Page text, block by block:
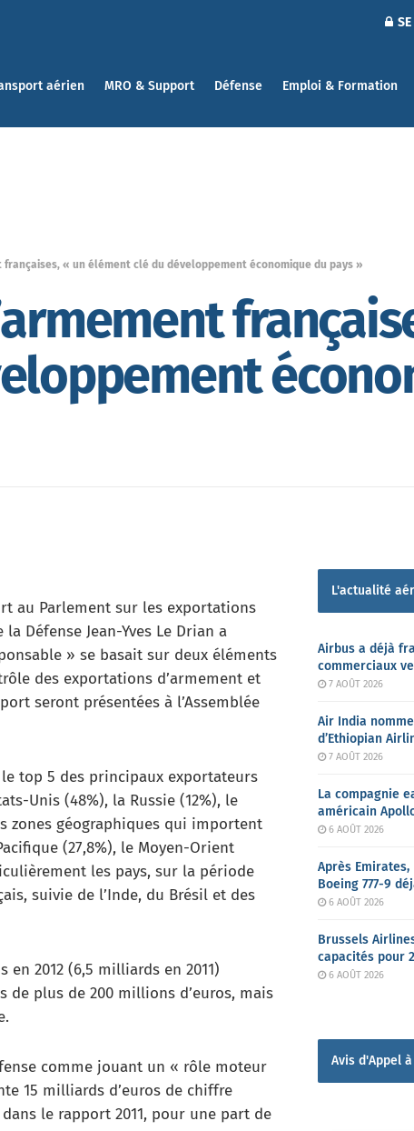
aérien MRO & Support Défense Emploi & Formation
françaises, « un élément clé du développement économique du pays »
au Parlement sur les exportations
Défense Jean-Yves Le Drian a
» se basait sur deux éléments
des exportations d’armement et
seront présentées à l’Assemblée
top 5 des principaux exportateurs
Unis (48%), la Russie (12%), le
zones géographiques qui importent
(27,8%), le Moyen-Orient
les pays, sur la période
suivie de l’Inde, du Brésil et des
2012 (6,5 milliards en 2011)
de plus de 200 millions d’euros, mais
comme jouant un « rôle moteur
15 milliards d’euros de chiffre
le rapport 2011, pour une part de
L'actualité
Airbus a déjà
commerciaux
7 AOÛT 2026
Air India
d’Ethiopian
7 AOÛT 2026
La compagnie
américain
6 AOÛT 2026
Après
Boeing 777-9
6 AOÛT 2026
Brussels
capacités pour
6 AOÛT 2026
Avis d'Appel